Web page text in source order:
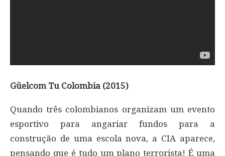
Güelcom Tu Colombia (2015)
Quando três colombianos organizam um evento
esportivo para angariar fundos para a
construção de uma escola nova, a CIA aparece,
pensando que é tudo um plano terrorista! É uma